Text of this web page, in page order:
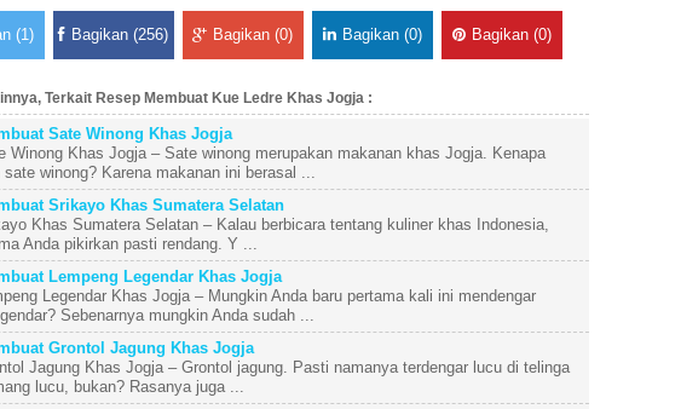
(1) Bagikan (256) Bagikan (0) Bagikan (0) Bagikan (0)
Terkait Resep Membuat Kue Ledre Khas Jogja :
Sate Winong Khas Jogja
Winong Khas Jogja – Sate winong merupakan makanan khas Jogja. Kenapa
sate winong? Karena makanan ini berasal ...
Srikayo Khas Sumatera Selatan
Khas Sumatera Selatan – Kalau berbicara tentang kuliner khas Indonesia,
Anda pikirkan pasti rendang. Y ...
Lempeng Legendar Khas Jogja
Legendar Khas Jogja – Mungkin Anda baru pertama kali ini mendengar
Sebenarnya mungkin Anda sudah ...
Grontol Jagung Khas Jogja
Jagung Khas Jogja – Grontol jagung. Pasti namanya terdengar lucu di telinga
lucu, bukan? Rasanya juga ...